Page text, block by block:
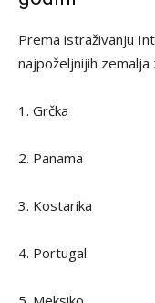
Prema istraživanju
najpoželjnijih zemalja
1. Grčka
2. Panama
3. Kostarika
4. Portugal